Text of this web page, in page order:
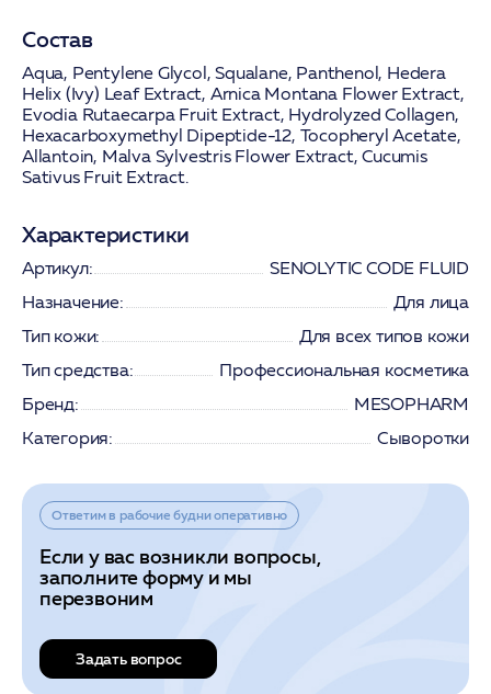
Состав
Aqua, Pentylene Glycol, Squalane, Panthenol, Hedera
Helix (Ivy) Leaf Extract, Arnica Montana Flower Extract,
Evodia Rutaecarpa Fruit Extract, Hydrolyzed Collagen,
Hexacarboxymethyl Dipeptide-12, Tocopheryl Acetate,
Allantoin, Malva Sylvestris Flower Extract, Cucumis
Sativus Fruit Extract.
Характеристики
Артикул:
SENOLYTIC CODE FLUID
Назначение:
Для лица
Тип кожи:
Для всех типов кожи
Тип средства:
Профессиональная косметика
Бренд:
MESOPHARM
Категория:
Сыворотки
Ответим в рабочие будни оперативно
Если у вас возникли вопросы,
заполните форму и мы
перезвоним
Задать вопрос